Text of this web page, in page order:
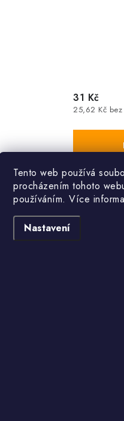
Tento web používá
procházením tohoto
používáním. Více
Nastavení
25,62 Kč bez
31 Kč